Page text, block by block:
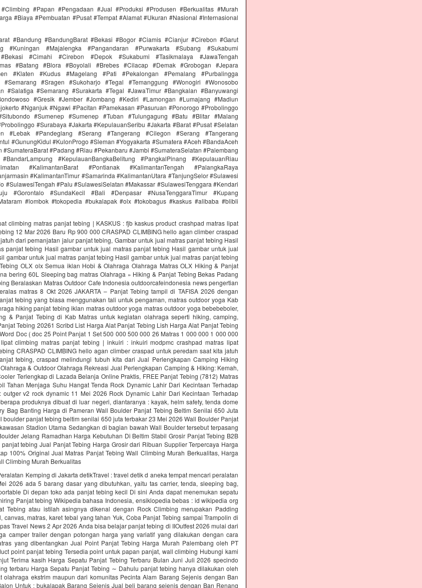
#Papan #Pengadaan #Jual #Produksi #Produsen #Berkualitas #Murah
#Biaya #Pembuatan #Pusat #Tempat #Alamat #Ukuran #Nasional #Internasional
#Bandung #BandungBarat #Bekasi #Bogor #Ciamis #Cianjur #Cirebon #Garut
#Kuningan #Majalengka #Pangandaran #Purwakarta #Subang #Sukabumi
#Cimahi #Cirebon #Depok #Sukabumi #Tasikmalaya #JawaTengah
#Batang #Blora #Boyolali #Brebes #Cilacap #Demak #Grobogan #Jepara
#Klaten #Kudus #Magelang #Pati #Pekalongan #Pemalang #Purbalingga
#Semarang #Sragen #Sukoharjo #Tegal #Temanggung #Wonogiri #Wonosobo
#Salatiga #Semarang #Surakarta #Tegal #JawaTimur #Bangkalan #Banyuwangi
#Gresik #Jember #Jombang #Kediri #Lamongan #Lumajang #Madiun
#Nganjuk #Ngawi #Pacitan #Pamekasan #Pasuruan #Ponorogo #Probolinggo
#Sumenep #Sumenep #Tuban #Tulungagung #Batu #Blitar #Malang
#Surabaya #Jakarta #KepulauanSeribu #Jakarta #Barat #Pusat #Selatan
#Lebak #Pandeglang #Serang #Tangerang #Cilegon #Serang #Tangerang
#GunungKidul #KulonProgo #Sleman #Yogyakarta #Sumatera #Aceh #BandaAceh
#SumateraBarat #Padang #Riau #Pekanbaru #Jambi #SumateraSelatan #Palembang
#KepulauanBangkaBelitung #PangkalPinang #KepulauanRiau
#KalimantanBarat #Pontianak #KalimantanTengah #PalangkaRaya
#KalimantanTimur #Samarinda #KalimantanUtara #TanjungSelor #Sulawesi
#SulawesiTengah #Palu #SulawesiSelatan #Makassar #SulawesiTenggara #Kendari
#Gorontalo #SundaKecil #Bali #Denpasar #NusaTenggaraTimur #Kupang
#lombok #tokopedia #bukalapak #olx #tokobagus #kaskus #alibaba #blibli
climbing matras panjat tebing | KASKUS : fjb kaskus product crashpad matras lipat
12 Mar 2026 Baru Rp 900 000 CRASPAD CLIMBING hello agan climber craspad
dari pemanjatan jalur panjat tebing, Gambar untuk jual matras panjat tebing Hasil
panjat tebing Hasil gambar untuk jual matras panjat tebing Hasil gambar untuk jual
gambar untuk jual matras panjat tebing Hasil gambar untuk jual matras panjat tebing
OLX olx Semua iklan Hobi & Olahraga Olahraga Matras OLX Hiking & Panjat
bering 60L Sleeping bag matras Olahraga » Hiking & Panjat Tebing Bekas Padang
Beralaskan Matras Outdoor Cafe Indonesia outdoorcafeindonesia news pengertian
matras 8 Okt 2026 JAKARTA – Panjat Tebing tampil di TAFISA 2026 dengan
tebing yang biasa menggunakan tali untuk pengaman, matras outdoor yoga Kab
hiking panjat tebing iklan matras outdoor yoga matras outdoor yoga bebebeboler,
& Panjat Tebing di Kab Matras untuk kegiatan olahraga seperti hiking, camping,
Tebing 20261 Scribd List Harga Alat Panjat Tebing Lish Harga Alat Panjat Tebing
Doc ( doc 25 Point Panjat 1 Set 500 000 500 000 26 Matras 1 000 000 1 000 000
climbing matras panjat tebing | inkuiri : inkuiri modpmc crashpad matras lipat
CRASPAD CLIMBING hello agan climber craspad untuk peredam saat kita jatuh
tebing, craspad melindungi tubuh kita dari Jual Perlengkapan Camping Hiking
& Outdoor Olahraga Rekreasi Jual Perlengkapan Camping & Hiking: Kemah,
Terlengkap di Lazada Belanja Online Praktis, FREE Panjat Tebing (7812) Matras
Tahan Menjaga Suhu Hangat Tenda Rock Dynamic Lahir Dari Kecintaan Terhadap
outger v2 rock dynamic 11 Mei 2026 Rock Dynamic Lahir Dari Kecintaan Terhadap
produknya dibuat di luar negeri, diantaranya : kayak, helm safety, tenda dome
Bag Banting Harga di Pameran Wall Boulder Panjat Tebing Beltim Senilai 650 Juta
boulder panjat tebing beltim senilai 650 juta terbakar 23 Mei 2026 Wall Boulder Panjat
Stadion Utama Sedangkan di bagian bawah Wall Boulder tersebut terpasang
Jelang Ramadhan Harga Kebutuhan Di Beltim Stabil Grosir Panjat Tebing B2B
tebing‎ Jual Panjat Tebing Harga Grosir dari Ribuan Supplier Terpercaya Harga
100% Original Jual Matras Panjat Tebing Wall Climbing Murah Berkualitas, Harga
Climbing Murah Berkualitas
Kemping di Jakarta detikTravel : travel detik d aneka tempat mencari peralatan
2026 ada 5 barang dasar yang dibutuhkan, yaitu tas carrier, tenda, sleeping bag,
Di depan toko ada panjat tebing kecil Di sini Anda dapat menemukan sepatu
Panjat tebing Wikipedia bahasa Indonesia, ensiklopedia bebas : id wikipedia org
Tebing atau istilah asingnya dikenal dengan Rock Climbing merupakan Padding
canvas, matras, karet tebal yang tahan Yuk, Coba Panjat Tebing sampai Trampolin di
Travel News 2 Apr 2026 Anda bisa belajar panjat tebing di IIOutfest 2026 mulai dari
camper trailer dengan potongan harga yang variatif yang dilakukan dengan cara
yang dibentangkan Jual Point Panjat Tebing Harga Murah Palembang oleh PT
point panjat tebing Tersedia point untuk papan panjat, wall climbing Hubungi kami
Terima kasih Harga Sepatu Panjat Tebing Terbaru Bulan Juni Juli 2026 specindo
terbaru Harga Sepatu Panjat Tebing ∼ Dahulu panjat tebing hanya dilakukan oleh
olahraga ekstrim maupun dari komunitas Pecinta Alam Barang Sejenis dengan Ban
Untuk : bukalapak Barang Sejenis Jual beli barang sejenis dengan Ban Renang